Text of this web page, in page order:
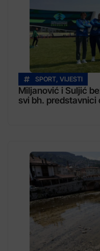
SPORT VIJESTI
Miljanović i Suljić
svi bh. predstavnici